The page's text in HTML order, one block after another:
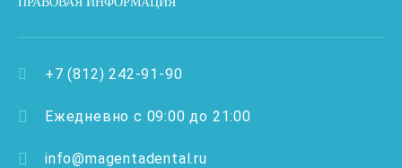
+7 (812) 242-91-90
Ежедневно с 09:00 до 21:00
info@magentadental.ru